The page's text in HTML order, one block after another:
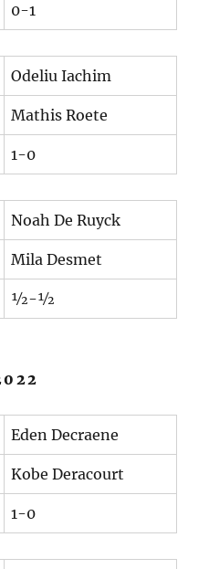
0-1
Odeliu Iachim
Mathis Roete
1-0
Noah De Ruyck
Mila Desmet
½-½
Eden Decraene
Kobe Deracourt
1-0